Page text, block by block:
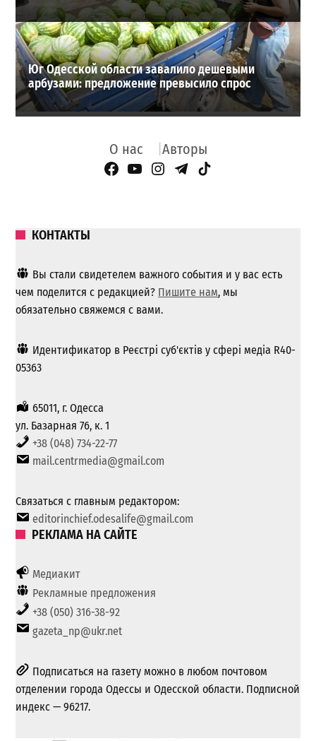
Юг Одесской области завалило дешевыми
арбузами: предложение превысило спрос
О нас Авторы
Facebook Page
YouTube
Instagram
Telegram
TikTok
КОНТАКТЫ
Вы стали свидетелем важного события и у вас есть
чем поделится с редакцией? Пишите нам, мы
обязательно свяжемся с вами.
Идентификатор в Реєстрі суб'єктів у сфері медіа R40-
05363
65011, г. Одесса
ул. Базарная 76, к. 1
+38 (048) 734-22-77
mail.centrmedia@gmail.com
Связаться с главным редактором:
editorinchief.odesalife@gmail.com
РЕКЛАМА НА САЙТЕ
Медиакит
Рекламные предложения
+38 (050) 316-38-92
gazeta_np@ukr.net
Подписаться на газету можно в любом почтовом
отделении города Одессы и Одесской области. Подписной
индекс — 96217.